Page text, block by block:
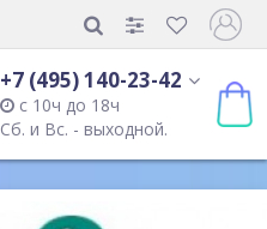
+7 (495) 140-23-42
с 10ч до 18ч
Сб. и Вс. - выходной.